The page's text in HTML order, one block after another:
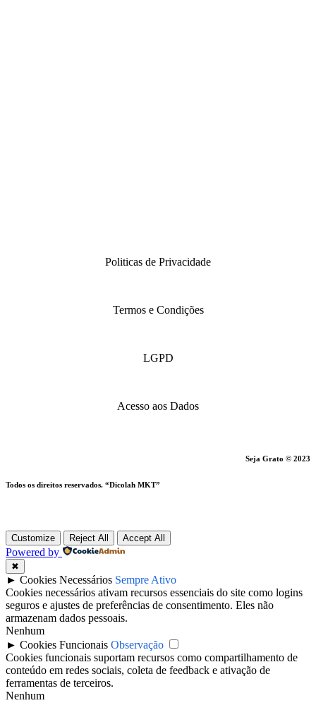
Politicas de Privacidade
Termos e Condições
LGPD
Acesso aos Dados
Seja Grato © 2023
Todos os direitos reservados. “Dicolah MKT”
Customize Reject All Accept All
Powered by
✖
► Cookies Necessários Sempre Ativo
Cookies necessários ativam recursos essenciais do site como logins
seguros e ajustes de preferências de consentimento. Eles não
armazenam dados pessoais.
Nenhum
► Cookies Funcionais Observação
Cookies funcionais suportam recursos como compartilhamento de
conteúdo em redes sociais, coleta de feedback e ativação de
ferramentas de terceiros.
Nenhum